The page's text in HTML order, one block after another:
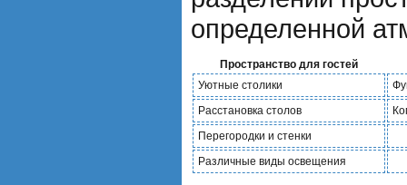
определенной
Пространство для гостей
Уютные столики
Расстановка столов
Перегородки и стенки
Различные виды освещения